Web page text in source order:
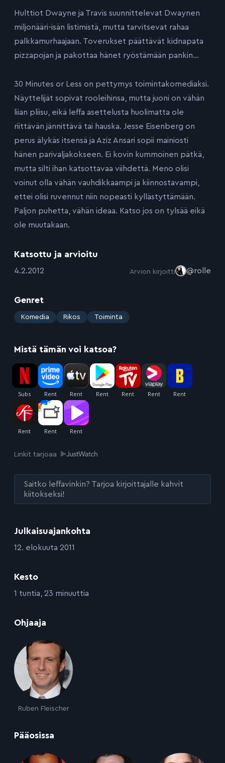
Julkaisuajankohta
:12. elokuuta 2011
Kesto
:1 tuntia, 23 minuuttia
Ohjaaja
Ruben Fleischer
Pääosissa
Hulttiot Dwayne ja Travis suunnittelevat Dwaynen
miljonääri-isän listimistä, mutta tarvitsevat rahaa
palkkamurhaajaan. Toverukset päättävät kidnapata
pizzapojan ja pakottaa hänet ryöstämään pankin…
30 Minutes or Less on pettymys toimintakomediaksi.
Näyttelijät sopivat rooleihinsa, mutta juoni on vähän
liian pliisu, eikä leffa asettelusta huolimatta ole
riittävän jännittävä tai hauska. Jesse Eisenberg on
perus älykäs itsensä ja Aziz Ansari sopii mainiosti
hänen parivaljakokseen. Ei kovin kummoinen pätkä,
mutta silti ihan katsottavaa viihdettä. Meno olisi
voinut olla vähän vauhdikkaampi ja kiinnostavampi,
ettei olisi ruvennut niin nopeasti kyllästyttämään.
Paljon puhetta, vähän ideaa. Katso jos on tylsää eikä
ole muutakaan.
Katsottu ja arvioitu
:4.2.2012 Arvion kirjoitti @rolle
Genret
: Komedia Rikos Toiminta
Mistä tämän voi katsoa?
Linkit tarjoaa
Saitko leffavinkin? Tarjoa kirjoittajalle kahvit
kiitokseksi!